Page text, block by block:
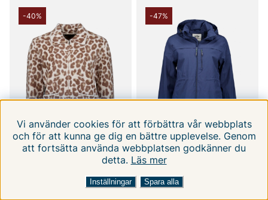
FILTRERA EFTER SORTERA EFTER:
-40% -47%
TUXER
Vi använder cookies för att förbättra vår webbplats
och för att kunna ge dig en bättre upplevelse. Genom
att fortsätta använda webbplatsen godkänner du
detta. Läs mer
Inställningar Spara alla